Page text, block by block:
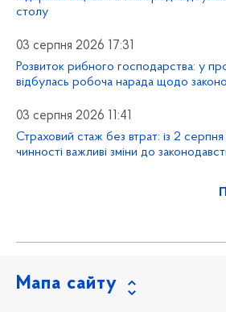
столу
03 серпня 2026 17:31
Розвиток рибного господарства: у
відбулась робоча нарада щодо
03 серпня 2026 11:41
Страховий стаж без втрат: із 2
чинності важливі зміни до
Мапа сайту